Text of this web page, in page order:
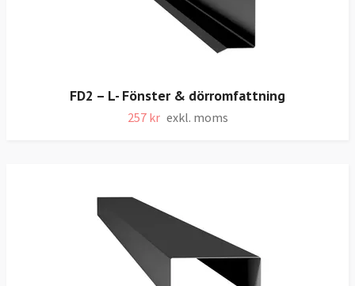
FD2 – L- Fönster & dörromfattning
257 kr exkl. moms